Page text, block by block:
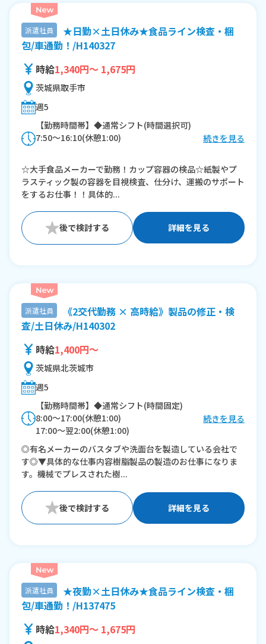
派遣社員
★日勤×土日休み★食品ライン検査・梱
包/車通勤！/H140327
時給1,340円～ 1,675円
茨城県取手市
週5
【勤務時間帯】◆通常シフト(時間選択可)
7:50〜16:10(休憩1:00)
続きを見る
☆大手食品メーカーで勤務！カップ容器の検品☆紙製やプ
ラスティック製の容器を目視検査、仕分け、運搬のサポート
をするお仕事！！具体的...
詳細を見る
派遣社員
《2交代勤務 × 高時給》製品の修正・検
査/土日休み/H140302
時給1,400円～
茨城県北茨城市
週5
【勤務時間帯】◆通常シフト(時間固定)
8:00〜17:00(休憩1:00)
17:00〜翌2:00(休憩1:00)
※残業：0〜15時間程度/月
続きを見る
◎有名メーカーのバスタブや洗面台を製造している会社で
す◎▼具体的な仕事内容樹脂製品の製造のお仕事になりま
す。機械でプレスされた樹...
詳細を見る
派遣社員
★夜勤×土日休み★食品ライン検査・梱
包/車通勤！/H137475
時給1,340円～ 1,675円